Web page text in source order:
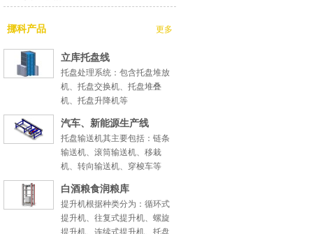
挪科产品 更多
立库托盘线
托盘处理系统：包含托盘堆放
机、托盘交换机、托盘堆叠
机、托盘升降机等
汽车、新能源生产线
托盘输送机其主要包括：链条
输送机、滚筒输送机、移栽
机、转向输送机、穿梭车等
白酒粮食润粮库
提升机根据种类分为：循环式
提升机、往复式提升机、螺旋
提升机、连续式提升机、托盘